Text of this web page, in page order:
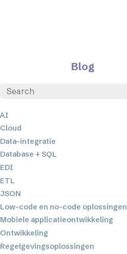
Blog
AI
Cloud
Data-integratie
Database + SQL
EDI
ETL
JSON
Low-code en no-code oplossingen
Mobiele applicatieontwikkeling
Ontwikkeling
Regelgevingsoplossingen